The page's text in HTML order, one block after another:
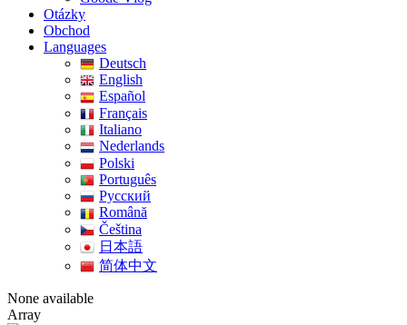
Otázky
Obchod
Languages
Deutsch
English
Español
Français
Italiano
Nederlands
Polski
Português
Pусский
Română
Čeština
日本語
简体中文
None available
Array